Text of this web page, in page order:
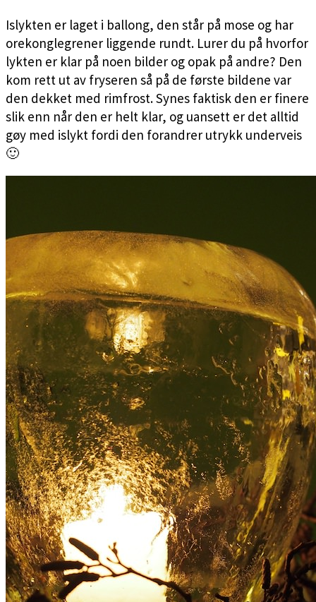
Islykten er laget i ballong, den står på mose og har
orekonglegrener liggende rundt. Lurer du på hvorfor
lykten er klar på noen bilder og opak på andre? Den
kom rett ut av fryseren så på de første bildene var
den dekket med rimfrost. Synes faktisk den er finere
slik enn når den er helt klar, og uansett er det alltid
gøy med islykt fordi den forandrer utrykk underveis
🙂